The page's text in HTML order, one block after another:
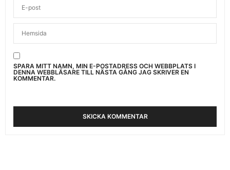
SPARA MITT NAMN, MIN E-POSTADRESS OCH WEBBPLATS I
DENNA WEBBLÄSARE TILL NÄSTA GÅNG JAG SKRIVER EN
KOMMENTAR.